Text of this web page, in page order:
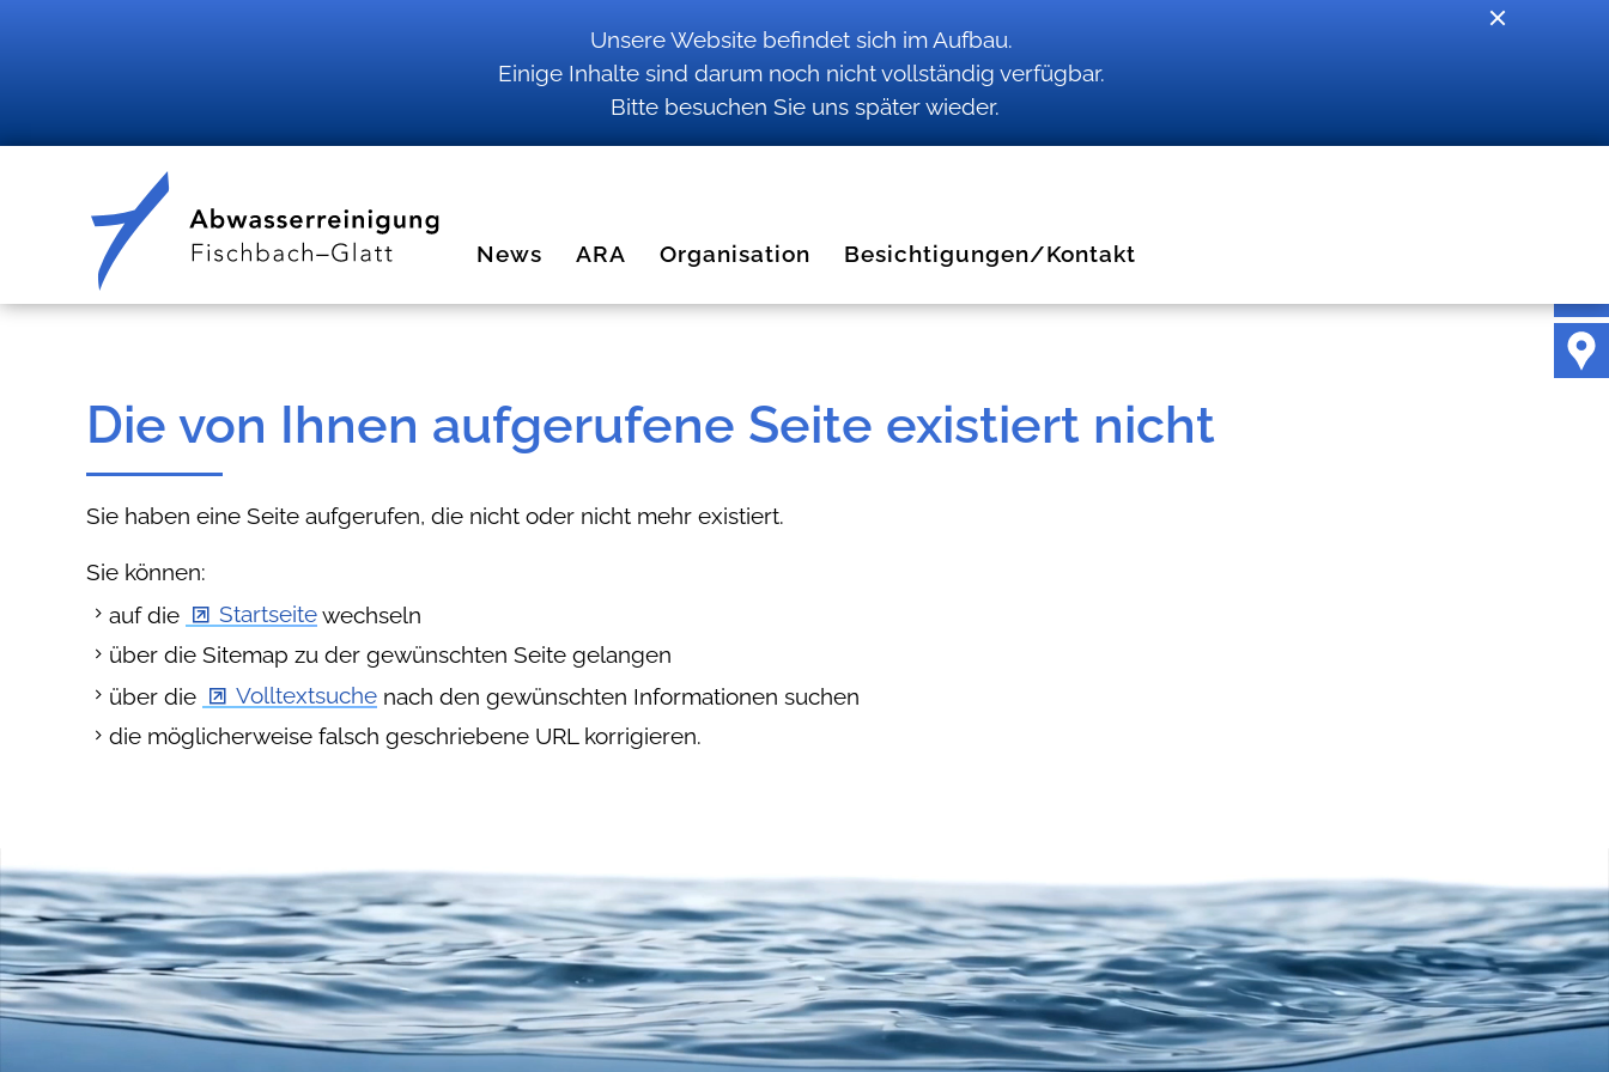
Unsere Website befindet sich im Aufbau.
Einige Inhalte sind darum noch nicht vollständig verfügbar.
Bitte besuchen Sie uns später wieder.
News ARA Organisation Besichtigungen/Kontakt
Die von Ihnen aufgerufene Seite existiert nicht
Sie haben eine Seite aufgerufen, die nicht oder nicht mehr existiert.
Sie können:
auf die
Startseitewechseln
über die Sitemap zu der gewünschten Seite gelangen
über die
Volltextsuche nach den gewünschten Informationen suchen
die möglicherweise falsch geschriebene URL korrigieren.